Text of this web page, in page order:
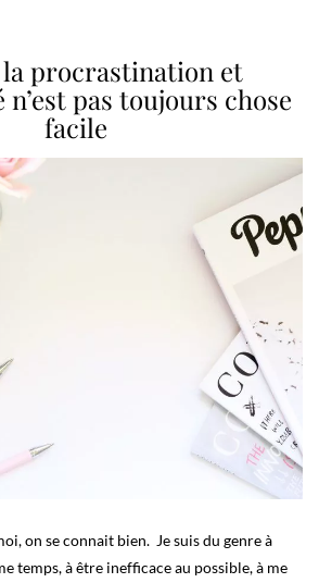
procrastination et
pas toujours chose
facile
on se connait bien. Je suis du genre à
temps, à être inefficace au possible, à me